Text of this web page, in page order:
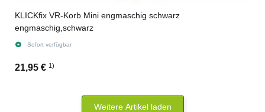
KLICKfix VR-Korb Mini engmaschig schwarz
engmaschig,schwarz
Sofort verfügbar
21,95 € 1)
Weitere Artikel laden